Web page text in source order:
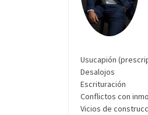
Usucapión
Desalojos
Escrituración
Conflictos con
Vicios de